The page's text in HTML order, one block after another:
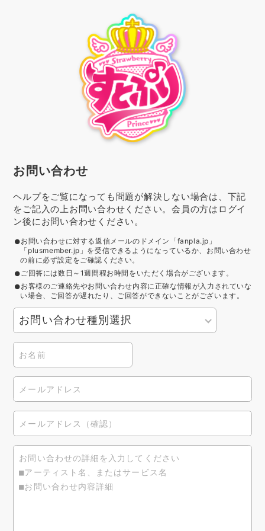
お問い合わせ
ヘルプをご覧になっても問題が解決しない場合は、下記
をご記入の上お問い合わせください。会員の方はログイ
ン後にお問い合わせください。
お問い合わせに対する返信メールのドメイン「fanpla.jp」
「plusmember.jp」を受信できるようになっているか、お問い合わせ
の前に必ず設定をご確認ください。
ご回答には数日～1週間程お時間をいただく場合がございます。
お客様のご連絡先やお問い合わせ内容に正確な情報が入力されていな
い場合、ご回答が遅れたり、ご回答ができないことがございます。